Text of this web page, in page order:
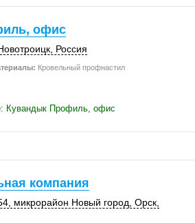
офис
Россия
Кровельный профнастил
Кувандык Профиль, офис
компания
микрорайон Новый город, Орск